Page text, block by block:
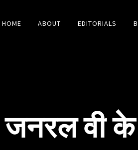
HOME ABOUT EDITORIALS
जनरल वी के